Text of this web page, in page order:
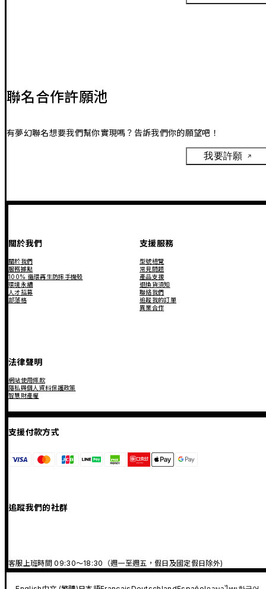
聯名合作許願池
有夢幻聯名想要我們幫你實現嗎？告訴我們你的願望吧！
我要許願
關於我們
關於我們
服務據點
100% 循環再生防摔手機殼
環境永續
人才招募
部落格
支援服務
型號總覽
常見問題
產品支援
退換貨須知
聯絡我們
追蹤我的訂單
異業合作
法律聲明
網站使用條款
隱私與個人資料保護政策
智慧財產權
支援付款方式
追蹤我們的社群
客服上班時間 09:30～18:30（週一至週五，假日及國定假日除外)